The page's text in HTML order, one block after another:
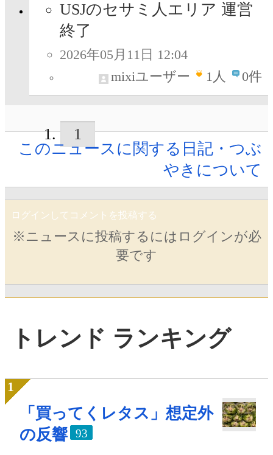
USJのセサミ人エリア 運営
終了
2026年05月11日 12:04
mixiユーザー
1人 0件
1
このニュースに関する日記・つぶ
やきについて
ログインしてコメントを投稿する
※ニュースに投稿するにはログインが必
要です
トレンド ランキング
「買ってくレタス」想定外
の反響
93